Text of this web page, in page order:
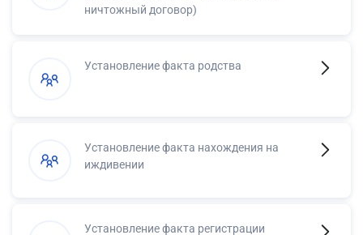
ничтожный договор)
Установление факта родства
Установление факта нахождения на
иждивении
Установление факта регистрации